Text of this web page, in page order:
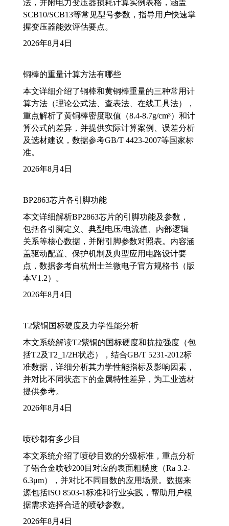
法，并附电力变压器损耗计算实例表格，涵盖
SCB10/SCB13等常见型号参数，指导用户快速掌
握变压器能效评估要点。
2026年8月4日
铜棒的重量计算方法有哪些
本文详细介绍了铜棒和黄铜棒重量的三种常用计
算方法（理论公式法、查表法、在线工具法），
重点解析了黄铜棒密度取值（8.4-8.7g/cm³）和计
算公式的差异，并提供实际计算案例、误差分析
及选材建议，数据参考GB/T 4423-2007等国家标
准。
2026年8月4日
BP2863芯片各引脚功能
本文详细解析BP2863芯片的引脚功能及参数，
包括各引脚定义、典型电压/电流值、内部逻辑
关系等核心数据，并附引脚参数对照表。内容涵
盖驱动配置、保护机制及典型应用电路设计要
点，数据参考自杭州士兰微电子官方规格书（版
本V1.2）。
2026年8月4日
T2紫铜国标硬度及力学性能分析
本文系统解读T2紫铜的国标硬度和抗拉强度（包
括T2及T2_1/2H状态），结合GB/T 5231-2012标
准数据，详细分析其力学性能指标及影响因素，
并对比不同状态下的金属特性差异，为工业选材
提供参考。
2026年8月4日
喷砂都有多少目
本文系统介绍了喷砂目数的分级标准，重点分析
了铝合金喷砂200目对应的表面粗糙度（Ra 3.2-
6.3μm），并对比不同目数的应用场景。数据来
源包括ISO 8503-1标准和行业实践，帮助用户根
据需求选择合适的喷砂参数。
2026年8月4日